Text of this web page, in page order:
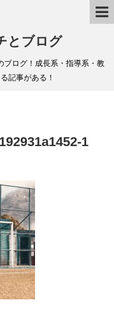
とブログ
ブログ！成長系・指導系・教
記事がある！
1